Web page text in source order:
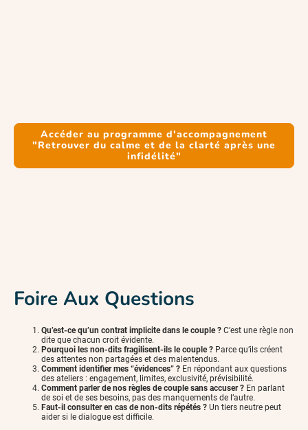
Accéder au programme d'accompagnement
"Retrouver du calme et de la clarté après une
infidélité"
Foire Aux Questions
Qu’est-ce qu’un contrat implicite dans le couple ? C’est une règle non
dite que chacun croit évidente.
Pourquoi les non-dits fragilisent-ils le couple ? Parce qu’ils créent
des attentes non partagées et des malentendus.
Comment identifier mes “évidences” ? En répondant aux questions
des ateliers : engagement, limites, exclusivité, prévisibilité.
Comment parler de nos règles de couple sans accuser ? En parlant
de soi et de ses besoins, pas des manquements de l’autre.
Faut-il consulter en cas de non-dits répétés ? Un tiers neutre peut
aider si le dialogue est difficile.